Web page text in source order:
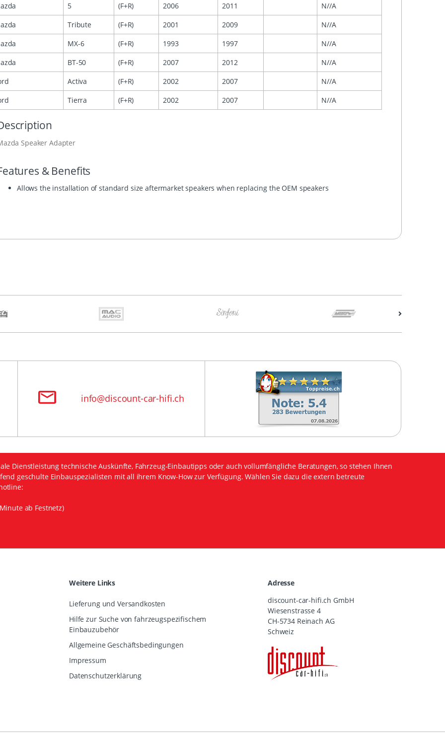
5 (F+R) 2006 2011
N//A
Tribute (F+R) 2001 2009
N//A
MX-6 (F+R) 1993 1997
N//A
BT-50 (F+R) 2007 2012
N//A
Activa (F+R) 2002 2007
N//A
Tierra (F+R) 2002 2007 N//A
Speaker Adapter
& Benefits
Allows the installation of standard size aftermarket speakers when replacing the OEM speakers
info@discount-car-hifi.ch
Dienstleistung technische Auskünfte, Fahrzeug-Einbautipps oder auch vollumfängliche Beratungen, so stehen Ihnen
geschulte Einbauspezialisten mit all ihrem Know-How zur Verfügung. Wählen Sie dazu die extern betreute
ab Festnetz)
Weitere Links
Lieferung und Versandkosten
Hilfe zur Suche von fahrzeugspezifischem
Einbauzubehör
Allgemeine Geschäftsbedingungen
Impressum
Datenschutzerklärung
Adresse
discount-car-hifi.ch GmbH
Wiesenstrasse 4
CH-5734 Reinach AG
Schweiz